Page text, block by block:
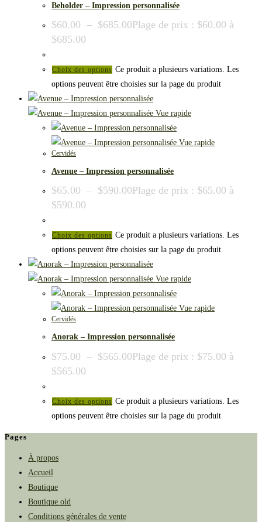
Beholder – Impression personnalisée
$60.00 – $685.00Plage de prix : $60.00 à
$685.00
Choix des options Ce produit a plusieurs variations. Les
options peuvent être choisies sur la page du produit
Vue rapide
Vue rapide
Cervidés
Avenue – Impression personnalisée
$65.00 – $590.00Plage de prix : $65.00 à
$590.00
Choix des options Ce produit a plusieurs variations. Les
options peuvent être choisies sur la page du produit
Vue rapide
Vue rapide
Cervidés
Anorak – Impression personnalisée
$75.00 – $565.00Plage de prix : $75.00 à
$565.00
Choix des options Ce produit a plusieurs variations. Les
options peuvent être choisies sur la page du produit
Pages
À propos
Accueil
Boutique
Boutique.old
Conditions générales de vente